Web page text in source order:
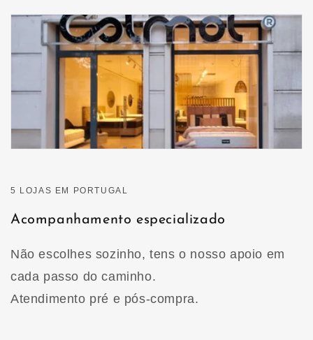
5 LOJAS EM PORTUGAL
Acompanhamento especializado
Não escolhes sozinho, tens o nosso apoio em
cada passo do caminho.
Atendimento pré e pós-compra.